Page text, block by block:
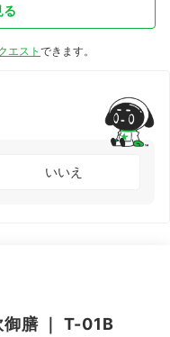
る
エスト できます。
いいえ
御膳｜ T-01B